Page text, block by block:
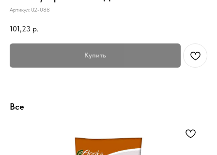
Артикул: 02-088
101,23 р.
Купить
Все